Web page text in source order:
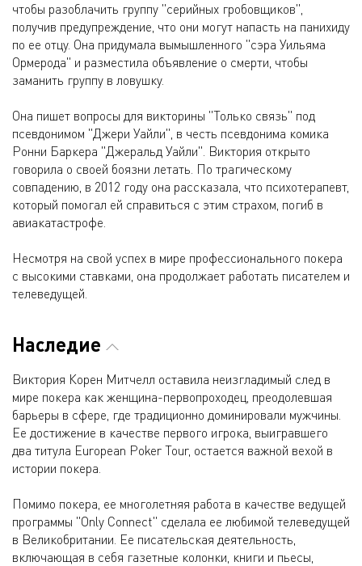
чтобы разоблачить группу "серийных гробовщиков",
получив предупреждение, что они могут напасть на панихиду
по ее отцу. Она придумала вымышленного "сэра Уильяма
Ормерода" и разместила объявление о смерти, чтобы
заманить группу в ловушку.
Она пишет вопросы для викторины "Только связь" под
псевдонимом "Джери Уайли", в честь псевдонима комика
Ронни Баркера "Джеральд Уайли". Виктория открыто
говорила о своей боязни летать. По трагическому
совпадению, в 2012 году она рассказала, что психотерапевт,
который помогал ей справиться с этим страхом, погиб в
авиакатастрофе.
Несмотря на свой успех в мире профессионального покера
с высокими ставками, она продолжает работать писателем и
телеведущей.
Наследие
Виктория Корен Митчелл оставила неизгладимый след в
мире покера как женщина-первопроходец, преодолевшая
барьеры в сфере, где традиционно доминировали мужчины.
Ее достижение в качестве первого игрока, выигравшего
два титула European Poker Tour, остается важной вехой в
истории покера.
Помимо покера, ее многолетняя работа в качестве ведущей
программы "Only Connect" сделала ее любимой телеведущей
в Великобритании. Ее писательская деятельность,
включающая в себя газетные колонки, книги и пьесы,